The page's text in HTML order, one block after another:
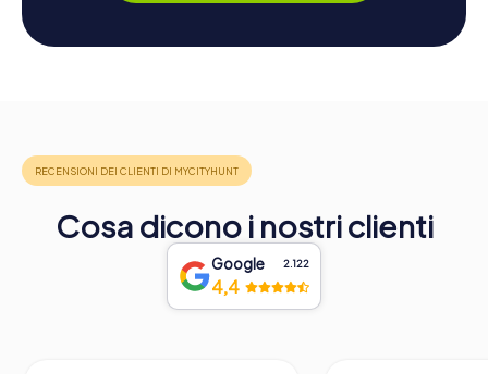
Cosa dicono i nostri clienti
Google 2.122
4,4